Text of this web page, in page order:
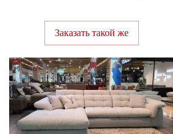
Заказать такой же